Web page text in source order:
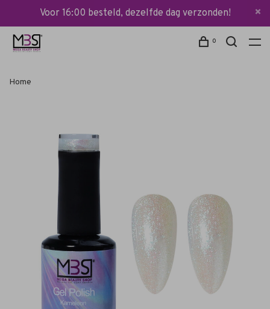
Voor 16:00 besteld, dezelfde dag verzonden!
0
Home